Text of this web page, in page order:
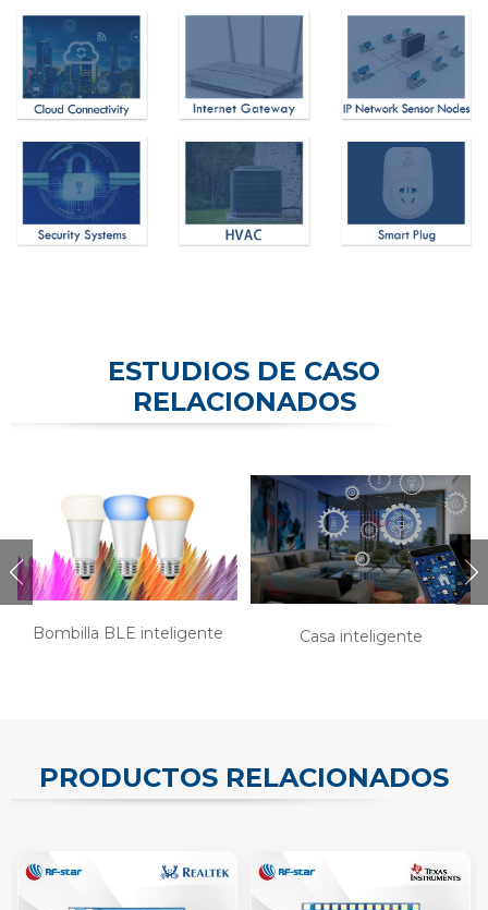
ESTUDIOS DE CASO
RELACIONADOS
Bombilla BLE inteligente Casa inteligente
PRODUCTOS RELACIONADOS